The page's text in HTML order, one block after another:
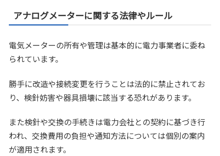
アナログメーターに関する法律やルール
電気メーターの所有や管理は基本的に電力事業者に委ね
られています。
勝手に改造や接続変更を行うことは法的に禁止されてお
り、検針妨害や器具損壊に該当する恐れがあります。
また検針や交換の手続きは電力会社との契約に基づき行
われ、交換費用の負担や通知方法については個別の案内
が適用されます。